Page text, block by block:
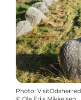
Photo: VisitOdsherred